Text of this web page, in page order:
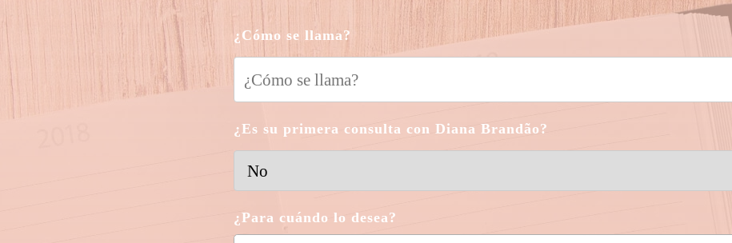
¿Cómo se llama?
¿Es su primera consulta con Diana Brandão?
¿Para cuándo lo desea?